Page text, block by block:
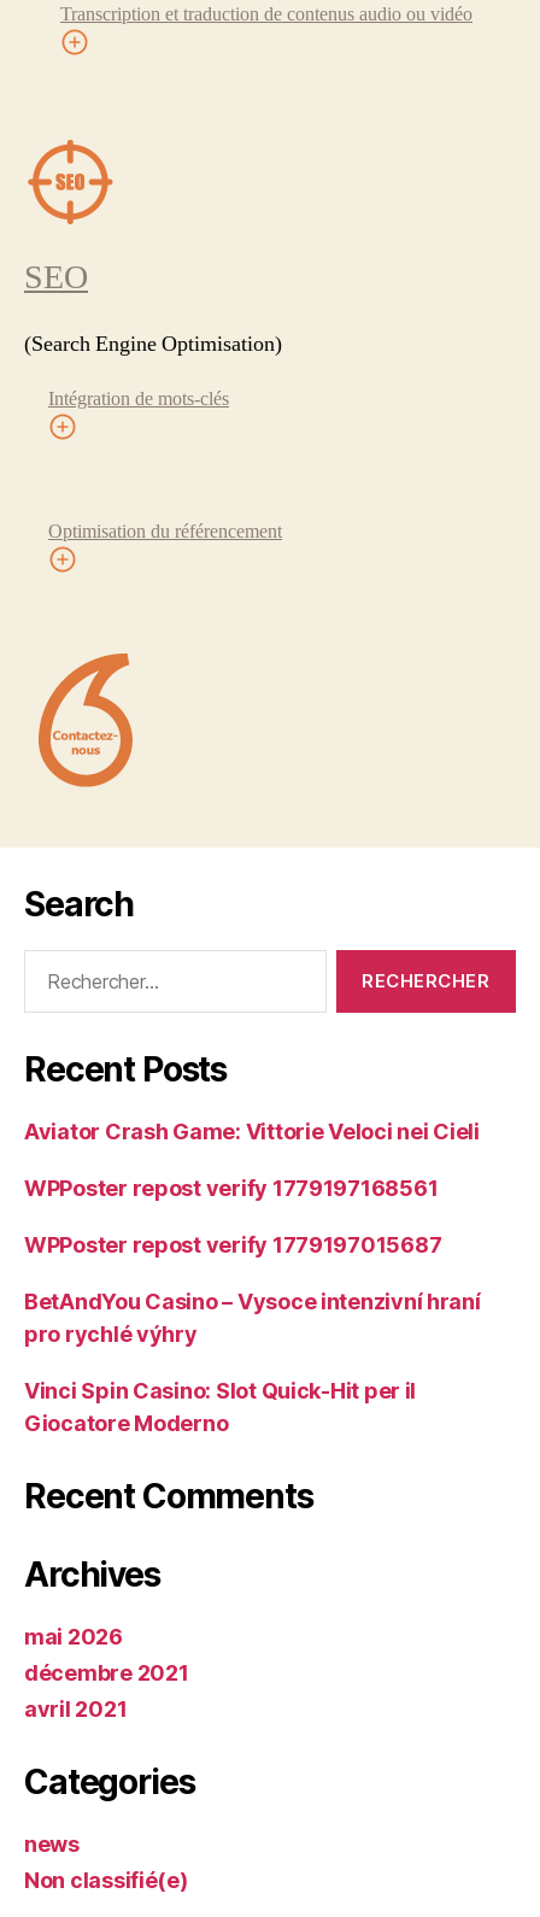
Transcription et traduction de contenus audio ou vidéo
SEO
(Search Engine Optimisation)
Intégration de mots-clés
Optimisation du référencement
Search
Recent Posts
Aviator Crash Game: Vittorie Veloci nei Cieli
WPPoster repost verify 1779197168561
WPPoster repost verify 1779197015687
BetAndYou Casino – Vysoce intenzivní hraní
pro rychlé výhry
Vinci Spin Casino: Slot Quick‑Hit per il
Giocatore Moderno
Recent Comments
Archives
mai 2026
décembre 2021
avril 2021
Categories
news
Non classifié(e)